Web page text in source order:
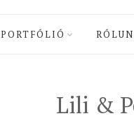
PORTFÓLIÓ
Lili &